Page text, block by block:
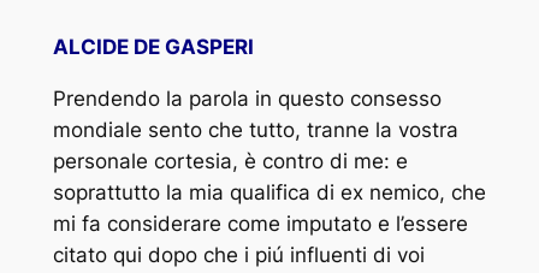
ALCIDE DE GASPERI
Prendendo la parola in questo consesso
mondiale sento che tutto, tranne la vostra
personale cortesia, è contro di me: e
soprattutto la mia qualifica di ex nemico, che
mi fa considerare come imputato e l’essere
citato qui dopo che i piú influenti di voi